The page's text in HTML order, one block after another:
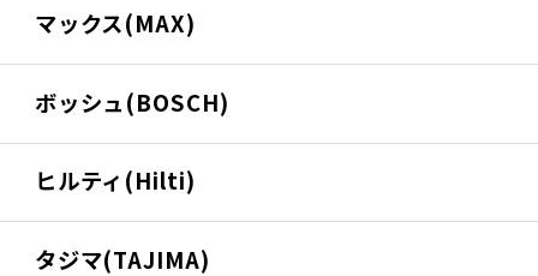
マックス(MAX)
ボッシュ(BOSCH)
ヒルティ(Hilti)
タジマ(TAJIMA)